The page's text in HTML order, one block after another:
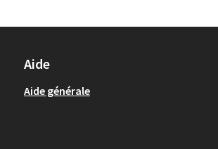
Aide
Aide générale